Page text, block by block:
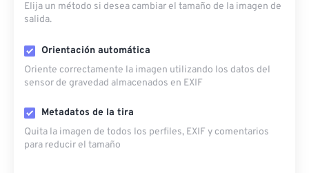
Elija un método si desea cambiar el tamaño de la imagen de
salida.
Orientación automática
Oriente correctamente la imagen utilizando los datos del
sensor de gravedad almacenados en EXIF
Metadatos de la tira
Quita la imagen de todos los perfiles, EXIF ​​y comentarios
para reducir el tamaño